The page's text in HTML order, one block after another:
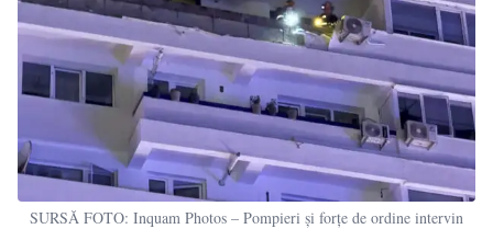
SURSĂ FOTO: Inquam Photos – Pompieri și forțe de ordine intervin